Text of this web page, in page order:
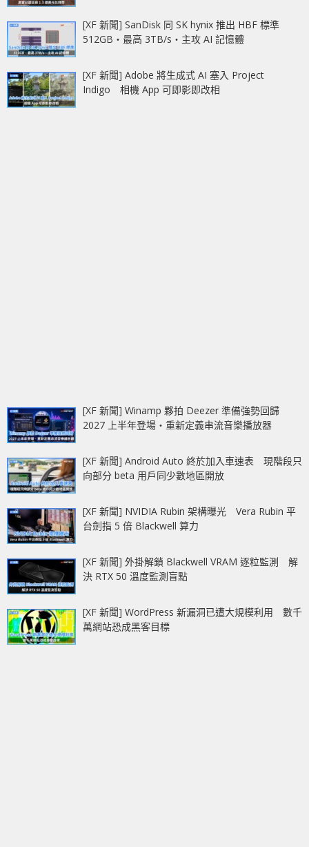
[XF 新聞] SanDisk 同 SK hynix 推出 HBF 標準
512GB‧最高 3TB/s‧主攻 AI 記憶體
[XF 新聞] Adobe 將生成式 AI 塞入 Project
Indigo 相機 App 可即影即改相
[XF 新聞] Winamp 夥拍 Deezer 準備強勢回歸
2027 上半年登場‧重新定義串流音樂播放器
[XF 新聞] Android Auto 終於加入車速表 現階段只
向部分 beta 用戶同少數地區開放
[XF 新聞] NVIDIA Rubin 架構曝光 Vera Rubin 平
台劍指 5 倍 Blackwell 算力
[XF 新聞] 外掛解鎖 Blackwell VRAM 逐粒監測 解
決 RTX 50 溫度監測盲點
[XF 新聞] WordPress 新漏洞已遭大規模利用 數千
萬網站恐成黑客目標